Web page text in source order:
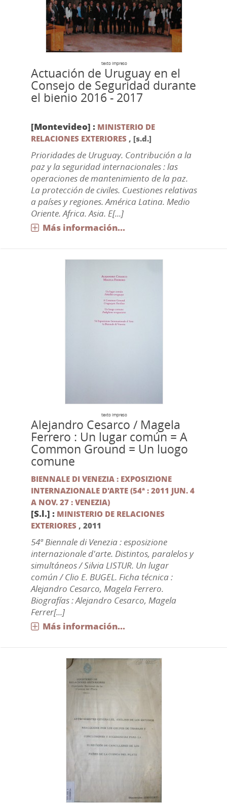
texto impreso
Actuación de Uruguay en el
Consejo de Seguridad durante
el bienio 2016 - 2017
[Montevideo] : MINISTERIO DE
RELACIONES EXTERIORES , [s.d.]
Prioridades de Uruguay. Contribución a la
paz y la seguridad internacionales : las
operaciones de mantenimiento de la paz.
La protección de civiles. Cuestiones relativas
a países y regiones. América Latina. Medio
Oriente. Africa. Asia. E[...]
Más información...
texto impreso
Alejandro Cesarco / Magela
Ferrero : Un lugar común = A
Common Ground = Un luogo
comune
BIENNALE DI VENEZIA : EXPOSIZIONE
INTERNAZIONALE D'ARTE (54ª : 2011 JUN. 4
A NOV. 27 : VENEZIA)
[S.l.] : MINISTERIO DE RELACIONES
EXTERIORES , 2011
54ª Biennale di Venezia : esposizione
internazionale d'arte. Distintos, paralelos y
simultáneos / Silvia LISTUR. Un lugar
común / Clio E. BUGEL. Ficha técnica :
Alejandro Cesarco, Magela Ferrero.
Biografías : Alejandro Cesarco, Magela
Ferrer[...]
Más información...